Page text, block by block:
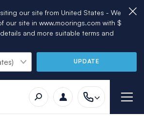
our site from United States - We
our site in www.moorings.com with $
and more suitable terms and
UPDATE